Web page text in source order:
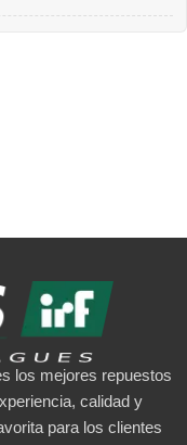
los mejores repuestos
calidad y
para los clientes